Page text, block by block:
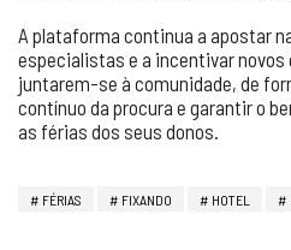
A plataforma continua a apostar
especialistas e a incentivar novos
juntarem-se à comunidade, de
contínuo da procura e garantir o
as férias dos seus donos.
FÉRIAS FIXANDO HOTEL